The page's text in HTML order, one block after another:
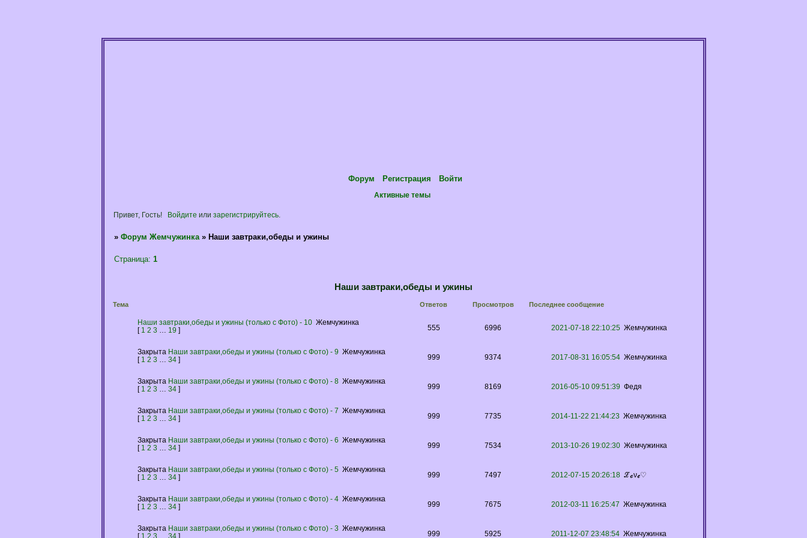
Форум Регистрация Войти
Активные темы
Привет, Гость! Войдите илизарегистрируйтесь
»Форум Жемчужинка » Наши завтраки,обеды и ужины
Наши завтраки,обеды и ужины
Страница:1
Тема Ответов Просмотров Последнее сообщение
Наши завтраки,обеды и ужины (только с Фото) - 10 Жемчужинка
[ 1 2 3 19 ] 555 6996 2021-07-18 22:10:25 Жемчужинка
Закрыта Наши завтраки,обеды и ужины (только с Фото) - 9 Жемчужинка
[ 1 2 3 34 ] 999 9374 2017-08-31 16:05:54 Жемчужинка
Закрыта Наши завтраки,обеды и ужины (только с Фото) - 8 Жемчужинка
[ 1 2 3 34 ] 999 8169 2016-05-10 09:51:39 Федя
Закрыта Наши завтраки,обеды и ужины (только с Фото) - 7 Жемчужинка
[ 1 2 3 34 ] 999 7735 2014-11-22 21:44:23 Жемчужинка
Закрыта Наши завтраки,обеды и ужины (только с Фото) - 6 Жемчужинка
[ 1 2 3 34 ] 999 7534 2013-10-26 19:02:30 Жемчужинка
Закрыта Наши завтраки,обеды и ужины (только с Фото) - 5 Жемчужинка
[ 1 2 3 34 ] 999 7497 2012-07-15 20:26:18 ℒℴνℯ♡
Закрыта Наши завтраки,обеды и ужины (только с Фото) - 4 Жемчужинка
[ 1 2 3 34 ] 999 7675 2012-03-11 16:25:47 Жемчужинка
Закрыта Наши завтраки,обеды и ужины (только с Фото) - 3 Жемчужинка
[ 1 2 3 34 ] 999 5925 2011-12-07 23:48:54 Жемчужинка